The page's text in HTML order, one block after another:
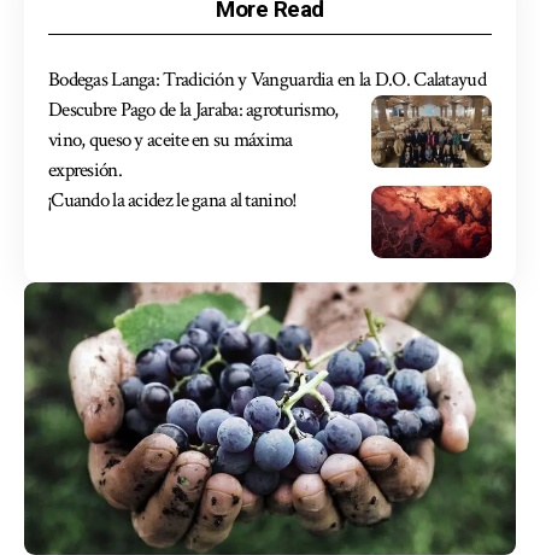
More Read
Bodegas Langa: Tradición y Vanguardia en la D.O. Calatayud
Descubre Pago de la Jaraba: agroturismo,
vino, queso y aceite en su máxima
expresión.
¡Cuando la acidez le gana al tanino!